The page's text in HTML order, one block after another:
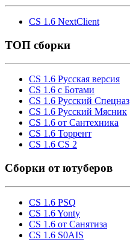
CS 1.6 NextClient
ТОП сборки
CS 1.6 Русская версия
CS 1.6 с Ботами
CS 1.6 Русский Спецназ
CS 1.6 Русский Мясник
CS 1.6 от Сантехника
CS 1.6 Торрент
CS 1.6 CS 2
Cборки от ютуберов
CS 1.6 PSQ
CS 1.6 Yonty
CS 1.6 от Санятиза
CS 1.6 S0AIS